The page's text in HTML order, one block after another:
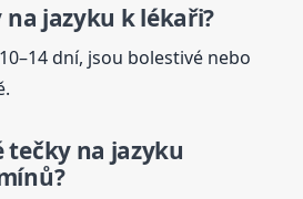
na jazyku k lékaři?
dní, jsou bolestivé nebo
tečky na jazyku